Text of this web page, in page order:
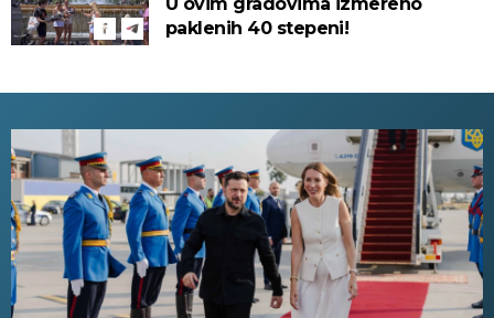
U ovim gradovima izmereno
paklenih 40 stepeni!